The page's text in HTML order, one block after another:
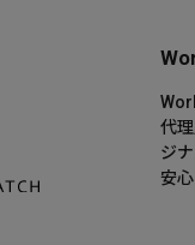
代
ジ
安